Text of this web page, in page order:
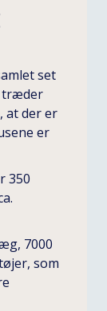
set
træder
at der er
er
350
7000
som